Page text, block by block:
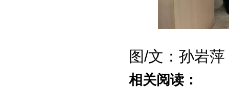
图/文：孙岩
相关阅读：